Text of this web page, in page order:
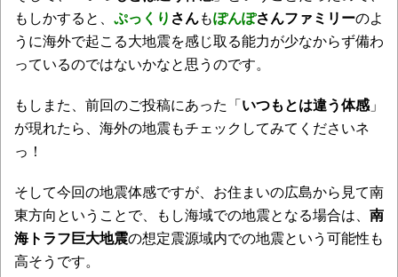
もしかすると、 ぷっくり さんもぽんぽさんファミリーのよ
うに海外で起こる大地震を感じ取る能力が少なからず備わ
っているのではないかなと思うのです。
もしまた、前回のご投稿にあった「 いつもとは違う体感 」
が現れたら、海外の地震もチェックしてみてくださいネ
っ！
そして今回の地震体感ですが、お住まいの広島から見て南
東方向ということで、もし海域での地震となる場合は、 南
海トラフ巨大地震の想定震源域内での地震という可能性も
高そうです。